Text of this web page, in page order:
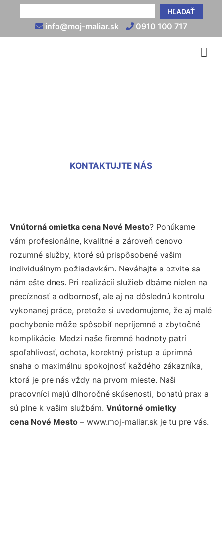
HĽADAŤ
info@moj-maliar.sk 0910 100 717
KONTAKTUJTE NÁS
Vnútorná omietka cena Nové Mesto? Ponúkame
vám profesionálne, kvalitné a zároveň cenovo
rozumné služby, ktoré sú prispôsobené vašim
individuálnym požiadavkám. Neváhajte a ozvite sa
nám ešte dnes. Pri realizácií služieb dbáme nielen na
precíznosť a odbornosť, ale aj na dôslednú kontrolu
vykonanej práce, pretože si uvedomujeme, že aj malé
pochybenie môže spôsobiť nepríjemné a zbytočné
komplikácie. Medzi naše firemné hodnoty patrí
spoľahlivosť, ochota, korektný prístup a úprimná
snaha o maximálnu spokojnosť každého zákazníka,
ktorá je pre nás vždy na prvom mieste. Naši
pracovníci majú dlhoročné skúsenosti, bohatú prax a
sú plne k vašim službám. Vnútorné omietky
cena Nové Mesto – www.moj-maliar.sk je tu pre vás.